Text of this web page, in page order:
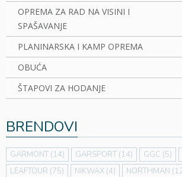
OPREMA ZA RAD NA VISINI I
SPAŠAVANJE
PLANINARSKA I KAMP OPREMA
OBUĆA
ŠTAPOVI ZA HODANJE
BRENDOVI
GARMONT (14) GARSPORT (14) GGC (5)
LEAFTOUR (75) NIKWAX (4) NORTHMAN